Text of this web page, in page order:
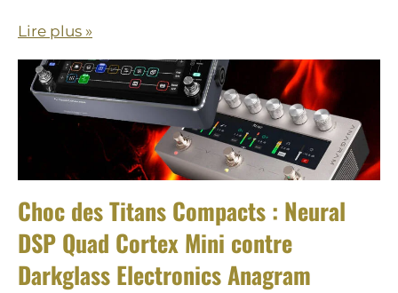
Lire plus »
Choc des Titans Compacts : Neural
DSP Quad Cortex Mini contre
Darkglass Electronics Anagram